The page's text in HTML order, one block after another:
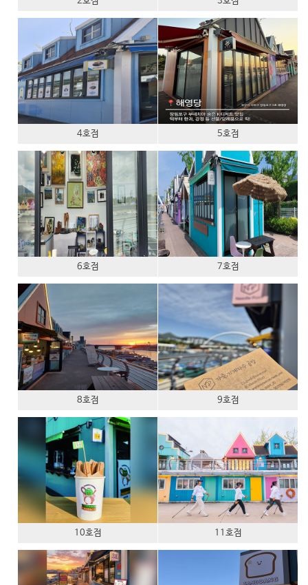
4호점 5호점
6호점 7호점
8호점 9호점
10호점 11호점